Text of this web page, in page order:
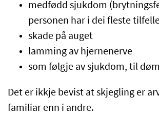
medfødd sjukdom
personen har i dei fleste
skade på auget
lamming av hjernenerve
som følgje av sjukdom, til
Det er ikkje bevist at skjegling er
familiar enn i andre.